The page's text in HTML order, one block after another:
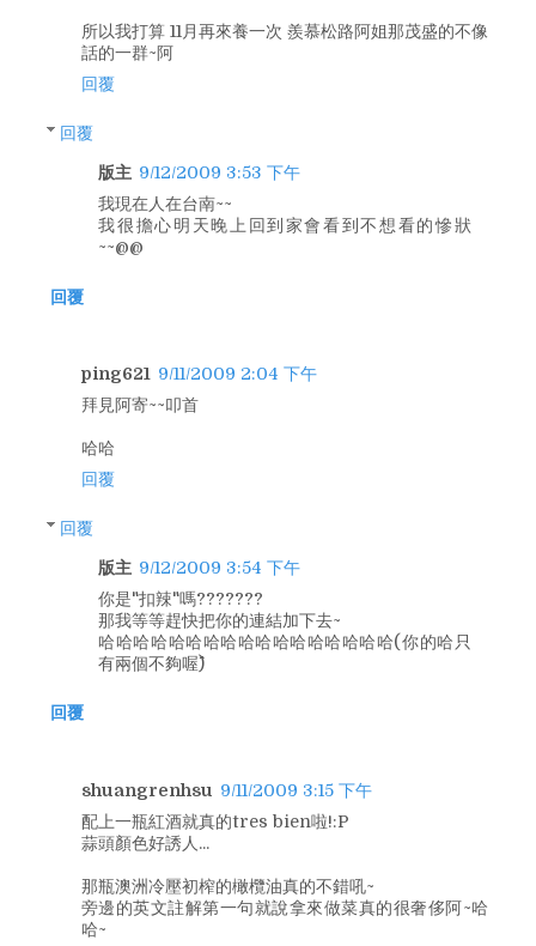
所以我打算 11月再來養一次 羨慕松路阿姐那茂盛的不像
話的一群~阿
回覆
回覆
版主 9/12/2009 3:53 下午
我現在人在台南~~
我很擔心明天晚上回到家會看到不想看的慘狀
~~@@
回覆
ping621 9/11/2009 2:04 下午
拜見阿寄~~叩首
哈哈
回覆
回覆
版主 9/12/2009 3:54 下午
你是"扣辣"嗎???????
那我等等趕快把你的連結加下去~
哈哈哈哈哈哈哈哈哈哈哈哈哈哈哈哈哈(你的哈只
有兩個不夠喔^^)
回覆
shuangrenhsu 9/11/2009 3:15 下午
配上一瓶紅酒就真的tres bien啦!:P
蒜頭顏色好誘人...
那瓶澳洲冷壓初榨的橄欖油真的不錯吼~
旁邊的英文註解第一句就說拿來做菜真的很奢侈阿~哈
哈~